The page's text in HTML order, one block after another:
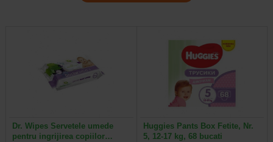
asemenea, parintii cu experienta prefera sa foloseasca
acelasi brand de scutece de fiecare data, spre deosebire de
parintii aflati la prima experienta, care sunt in cautare de cele
mai bune produse.
Cat de des trebuie schimbate scutecele
Scutecele trebuie schimbate de fiecare data cand bebelusul
urineaza sau are o miscare intestinala, sau cel putin la
fiecare 2-3 ore.
Dr. Wipes Servetele umede
pentru ingrijirea copiilor…
Huggies Pants Box Fetite, Nr.
5, 12-17 kg, 68 bucati